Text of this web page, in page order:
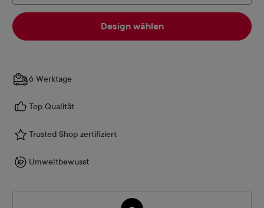
Design wählen
6 Werktage
Top Qualität
Trusted Shop zertifiziert
Umweltbewusst